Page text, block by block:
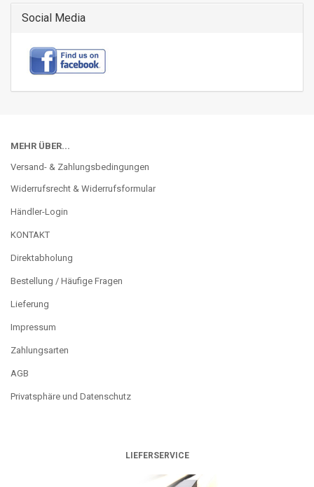
Social Media
MEHR ÜBER...
Versand- & Zahlungsbedingungen
Widerrufsrecht & Widerrufsformular
Händler-Login
KONTAKT
Direktabholung
Bestellung / Häufige Fragen
Lieferung
Impressum
Zahlungsarten
AGB
Privatsphäre und Datenschutz
LIEFERSERVICE